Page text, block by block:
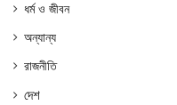
ধর্ম ও জীবন
অন্যান্য
রাজনীতি
দেশ